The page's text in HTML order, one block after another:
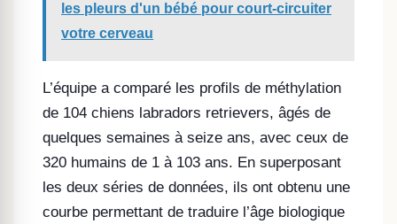
les pleurs d'un bébé pour court-circuiter
votre cerveau
L’équipe a comparé les profils de méthylation
de 104 chiens labradors retrievers, âgés de
quelques semaines à seize ans, avec ceux de
320 humains de 1 à 103 ans. En superposant
les deux séries de données, ils ont obtenu une
courbe permettant de traduire l’âge biologique